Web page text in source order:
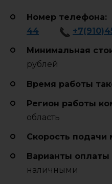
Номер телефона:
44
Минимальная
рублей
Время работы
Регион работы
область
Cкорость
Варианты оплаты
наличными